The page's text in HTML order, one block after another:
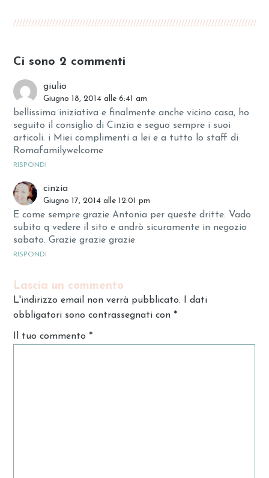
Ci sono 2 commenti
giulio
Giugno 18, 2014 alle 6:41 am
bellissima iniziativa e finalmente anche vicino casa, ho
seguito il consiglio di Cinzia e seguo sempre i suoi
articoli. i Miei complimenti a lei e a tutto lo staff di
Romafamilywelcome
RISPONDI
cinzia
Giugno 17, 2014 alle 12:01 pm
E come sempre grazie Antonia per queste dritte. Vado
subito q vedere il sito e andrò sicuramente in negozio
sabato. Grazie grazie grazie
RISPONDI
Lascia un commento
L'indirizzo email non verrà pubblicato. I dati
obbligatori sono contrassegnati con *
Il tuo commento *